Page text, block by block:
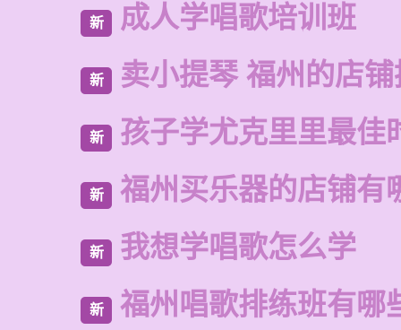
新 成人学唱歌培训班
新 卖小提琴 福州的店
新 孩子学尤克里里最佳
新 福州买乐器的店铺有
新 我想学唱歌怎么学
新 福州唱歌排练班有哪